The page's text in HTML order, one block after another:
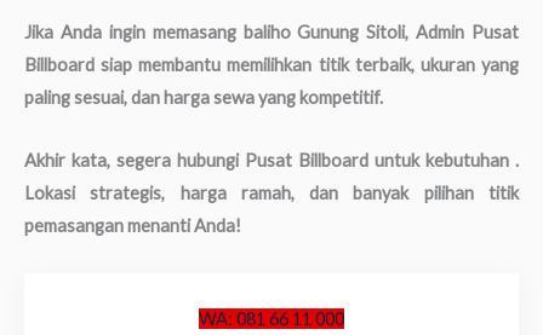
Jika Anda ingin memasang baliho Gunung Sitoli, Admin Pusat
Billboard siap membantu memilihkan titik terbaik, ukuran yang
paling sesuai, dan harga sewa yang kompetitif.
Akhir kata, segera hubungi Pusat Billboard untuk kebutuhan .
Lokasi strategis, harga ramah, dan banyak pilihan titik
pemasangan menanti Anda!
WA: 081 66 11 000